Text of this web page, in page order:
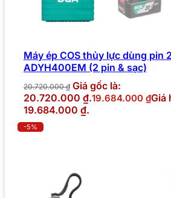
Máy ép COS thủy lực dùng pin
ADYH400EM (2 pin & sạc)
20.720.000₫ Giá gốc là:
20.720.000 ₫.19.684.000 ₫Giá
19.684.000 ₫.
-5%